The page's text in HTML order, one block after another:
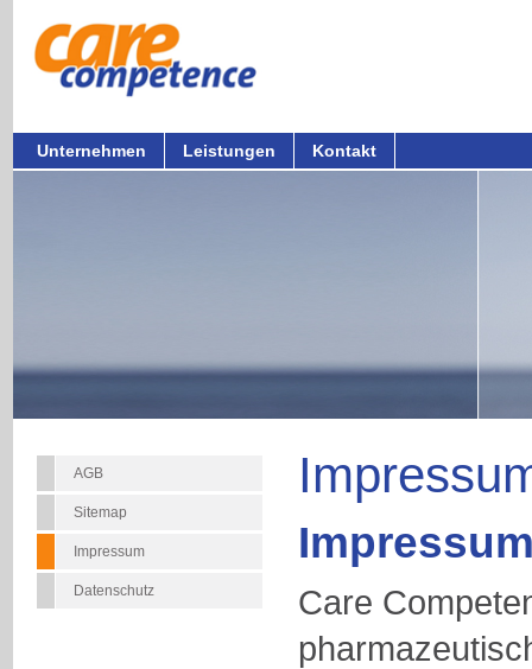
Unternehmen Leistungen Kontakt
AGB
Sitemap
Impressum
Datenschutz
Care